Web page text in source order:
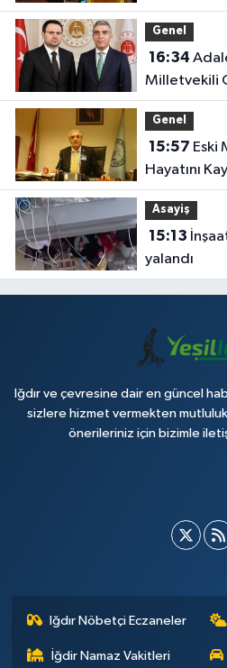
Genel
16:34
Milletvekili
Geliyor
Genel
15:57
Hayatını
Asayiş
15:13
yalandı
Iğdır ve çevresine dair en güncel
sizlere hizmet vermekten mutluluk
önerileriniz için bizimle
Iğdır Nöbetçi Eczaneler
İğdir Namaz Vakitleri